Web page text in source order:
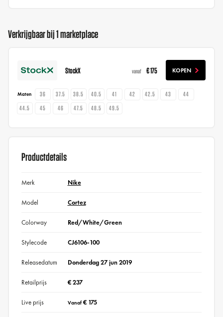
Verkrijgbaar bij 1 marketplace
StockX vanaf € 175 KOPEN
Maten 36 37.5 38.5 40.5 41 42 42.5 43
44
44.5
45 46 47.5 48.5 49.5
Productdetails
Merk Nike
Model Cortez
Colorway Red/White/Green
Stylecode CJ6106-100
Releasedatum Donderdag 27 jun 2019
Retailprijs € 237
Live prijs Vanaf€ 175